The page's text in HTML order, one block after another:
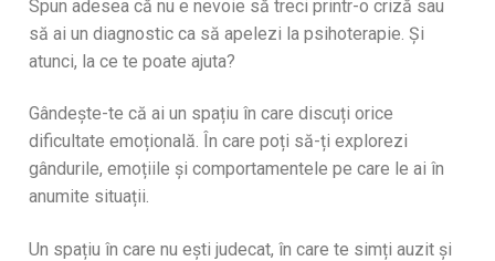
Spun adesea că nu e nevoie să treci printr-o criză sau
să ai un diagnostic ca să apelezi la psihoterapie. Și
atunci, la ce te poate ajuta?
Gândește-te că ai un spațiu în care discuți orice
dificultate emoțională. În care poți să-ți explorezi
gândurile, emoțiile și comportamentele pe care le ai în
anumite situații.
Un spațiu în care nu ești judecat, în care te simți auzit și